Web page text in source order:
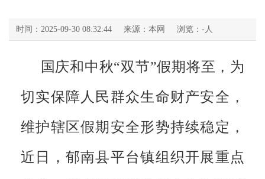
时间：2025-09-30 08:32:44 来源：本网 浏览： - 人
国庆和中秋“双节”假期将至，为
切实保障人民群众生命财产安全，
维护辖区假期安全形势持续稳定，
近日，郁南县平台镇组织开展重点